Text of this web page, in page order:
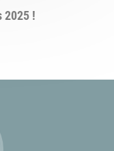
2025 !